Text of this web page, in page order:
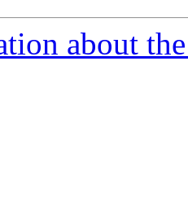
about